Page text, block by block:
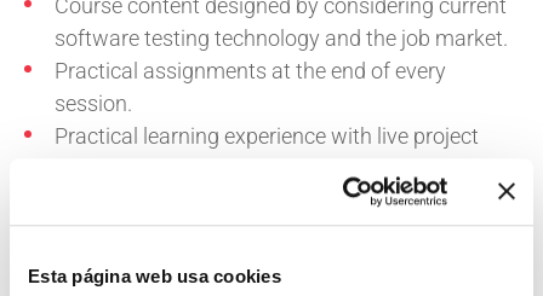
Esta página web usa cookies
Course content designed by considering current
software testing technology and the job market.
Practical assignments at the end of every
session.
Practical learning experience with live project